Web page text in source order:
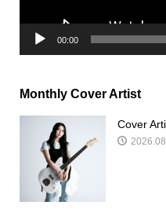
00:00
Monthly Cover Artist
Cover